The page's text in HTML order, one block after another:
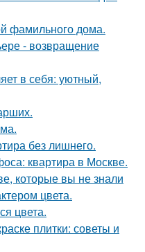
фамильного дома.
- возвращение
в себя: уютный,
без лишнего.
квартира в Москве.
которые вы не знали
цвета.
цвета.
плитки: советы и